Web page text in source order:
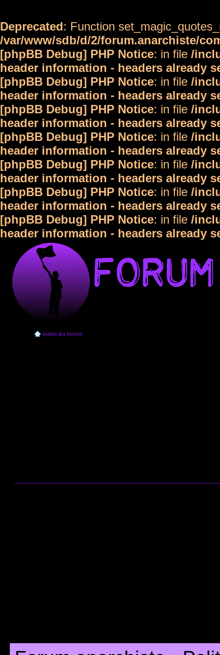
Deprecated: Function
/var/www/sdb/d/2/forum.anarchiste/
[phpBB Debug] PHP Notice: in file /
header information - headers already
[phpBB Debug] PHP Notice: in file /
header information - headers already
[phpBB Debug] PHP Notice: in file /
header information - headers already
[phpBB Debug] PHP Notice: in file /
header information - headers already
[phpBB Debug] PHP Notice: in file /
header information - headers already
[phpBB Debug] PHP Notice: in file /
header information - headers already
[phpBB Debug] PHP Notice: in file /
header information - headers already
Index du forum